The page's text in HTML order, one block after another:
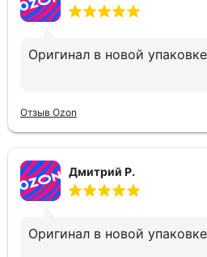
Оригинал в новой
Отзыв Ozon
Дмитрий Р.
Оригинал в новой